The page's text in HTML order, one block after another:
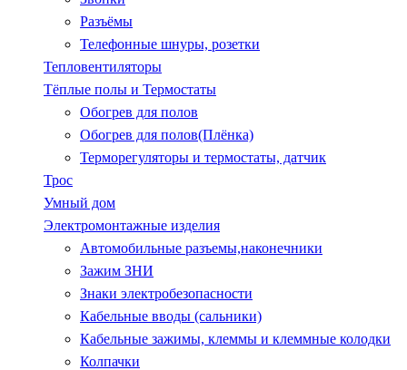
Разъёмы
Телефонные шнуры, розетки
Тепловентиляторы
Тёплые полы и Термостаты
Обогрев для полов
Обогрев для полов(Плёнка)
Терморегуляторы и термостаты, датчик
Трос
Умный дом
Электромонтажные изделия
Автомобильные разъемы,наконечники
Зажим ЗНИ
Знаки электробезопасности
Кабельные вводы (сальники)
Кабельные зажимы, клеммы и клеммные колодки
Колпачки